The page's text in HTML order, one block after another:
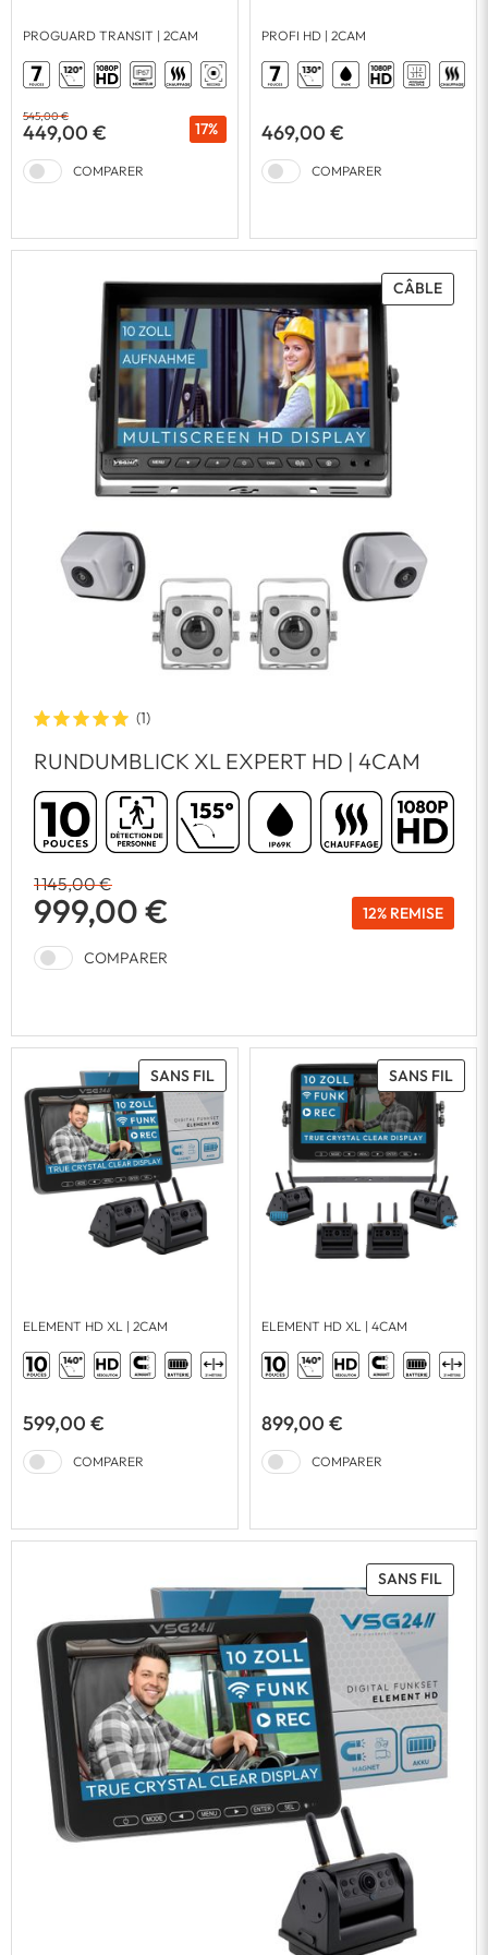
PROGUARD TRANSIT | 2CAM
545,00 €
449,00 € 17%
COMPARER
PROFI HD | 2CAM
469,00 €
COMPARER
CÂBLE
(1)
RUNDUMBLICK XL EXPERT HD | 4CAM
1 145,00 €
999,00 € 12% REMISE
COMPARER
SANS FIL
ELEMENT HD XL | 2CAM
599,00 €
COMPARER
SANS FIL
ELEMENT HD XL | 4CAM
899,00 €
COMPARER
SANS FIL